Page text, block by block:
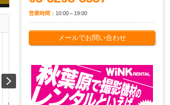
Audio-technica
Audio-technica
営業時間： 10:00～19:00
メールでお問い合わせ